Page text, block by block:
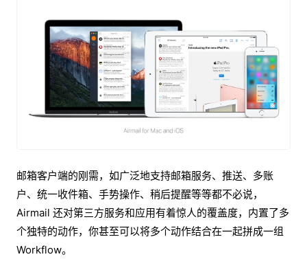
邮箱客户端的刚需，如广泛地支持邮箱服务、推送、多账
户、统一收件箱、手势操作、稍后提醒等等都不必说，
Airmail 还对第三方服务和应用有着惊人的覆盖度，内置了多
个独特的动作，你甚至可以将多个动作结合在一起拼成一组
Workflow。